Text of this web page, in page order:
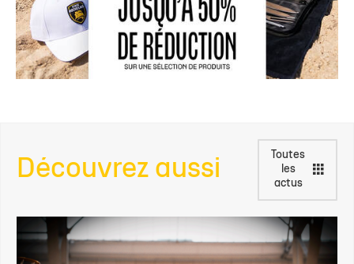
Découvrez aussi
Toutes
les
actus